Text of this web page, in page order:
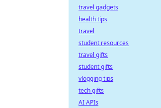
travel gadgets
health tips
travel
student resources
travel gifts
student gifts
vlogging tips
tech gifts
AI APIs